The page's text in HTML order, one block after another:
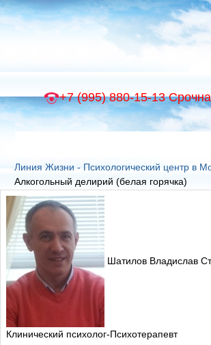
+7 (995) 880-15-13
Главная Психологическая помощь
Лечение психических расстройств
Лечение алкоголизма и наркомании
Реабилитация
Линия Жизни - Психологический центр в
Алкогольный делирий (белая горячка)
Шатилов Владислав
Клинический психолог-Психотерапевт